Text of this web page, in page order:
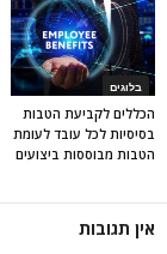
בלוגים
הכללים לקביעת הטבות
בסיסיות לכל עובד לעומת
הטבות מבוססות ביצועים
אין תגובות